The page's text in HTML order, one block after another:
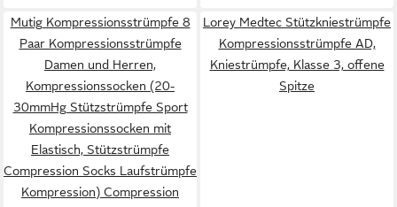
Mutig Kompressionsstrümpfe 8
Paar Kompressionsstrümpfe
Damen und Herren,
Kompressionssocken (20-
30mmHg Stützstrümpfe Sport
Kompressionssocken mit
Elastisch, Stützstrümpfe
Compression Socks Laufstrümpfe
Kompression) Compression
Lorey Medtec Stützkniestrümpfe
Kompressionsstrümpfe AD,
Kniestrümpfe, Klasse 3, offene
Spitze